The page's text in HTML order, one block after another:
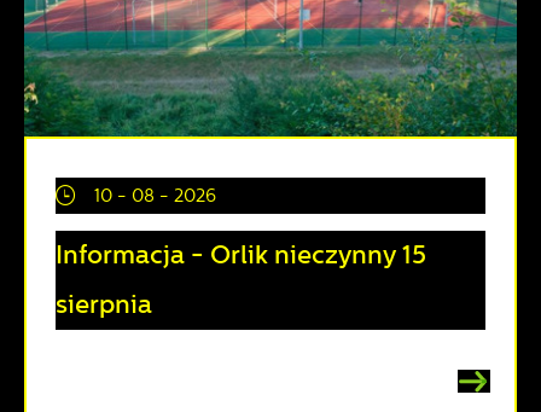
10 - 08 - 2026
Informacja - Orlik nieczynny 15
sierpnia